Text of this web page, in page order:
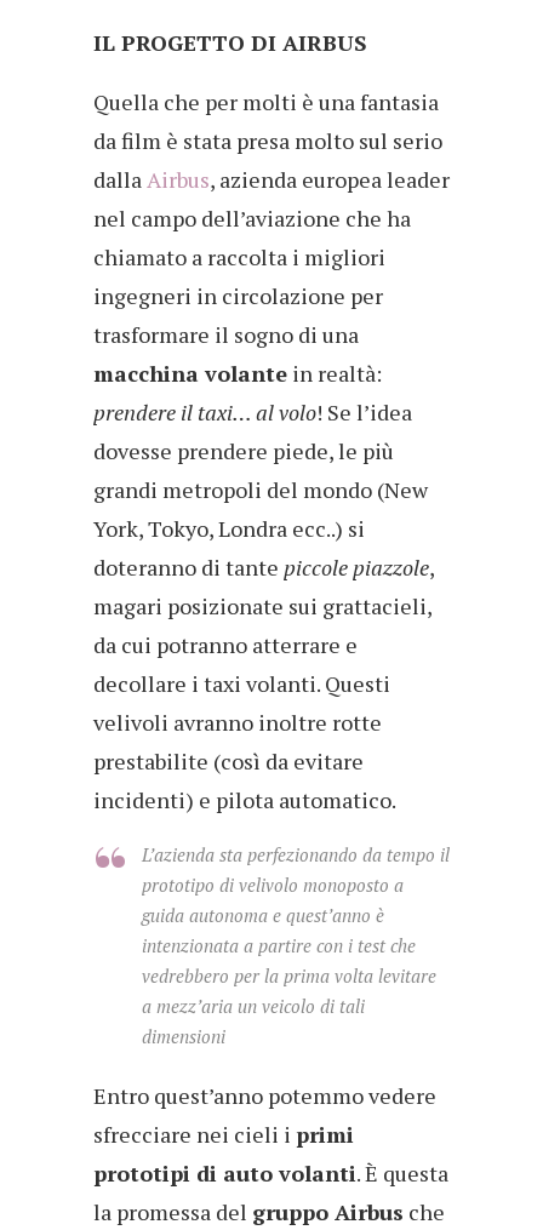
IL PROGETTO DI AIRBUS
Quella che per molti è una fantasia
da film è stata presa molto sul serio
dallaAirbus, azienda europea leader
nel campo dell’aviazione che ha
chiamato a raccolta i migliori
ingegneri in circolazione per
trasformare il sogno di una
macchina volante in realtà:
prendere il taxi… al volo! Se l’idea
dovesse prendere piede, le più
grandi metropoli del mondo (New
York, Tokyo, Londra ecc..) si
doteranno di tante piccole piazzole,
magari posizionate sui grattacieli,
da cui potranno atterrare e
decollare i taxi volanti. Questi
velivoli avranno inoltre rotte
prestabilite (così da evitare
incidenti) e pilota automatico.
L’azienda sta perfezionando da tempo il
prototipo di velivolo monoposto a
guida autonoma e quest’anno è
intenzionata a partire con i test che
vedrebbero per la prima volta levitare
a mezz’aria un veicolo di tali
dimensioni
Entro quest’anno potemmo vedere
sfrecciare nei cieli i primi
prototipi di auto volanti. È questa
la promessa del gruppo Airbus che